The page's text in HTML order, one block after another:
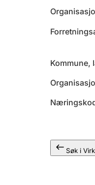
Kommune,
Søk i